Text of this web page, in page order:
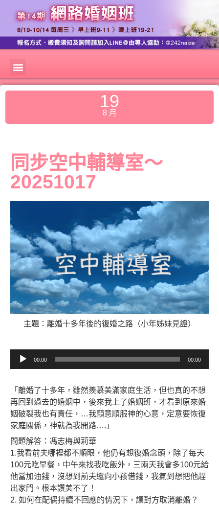
19
8 月
同步空中輔導室～
20251017
主題：離婚十多年後的復婚之路（小年姊妹見證）
放
器
00:00 00:00
「離婚了十多年，雖然羨慕美滿家庭生活，但也真的不想
再回到過去的婚姻中，後來我上了婚姻班，才看到原來婚
姻破裂我也有責任，…我願意順服神的心意，定意要恢復
家庭關係，神就為我開路….」
問題解答：馮志梅與莉華
1.我看前夫哪裡都不順眼，他仍有想復婚念頭，除了每天
100元吃早餐，中午來找我吃飯外，三兩天我會多100元給
他當加油錢，沒想到前夫還向小孩借錢，我氣到想把他趕
出家門。根本讚美不了！
2. 如何在配偶持續不回應的情況下，讓對方取消離婚？